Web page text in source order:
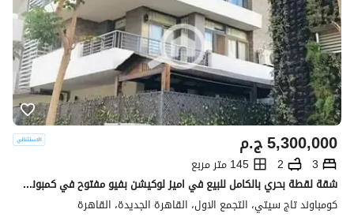
ج.م5,300,000
3
2
145 متر مربع
شقة لقطة بحري بالكامل للبيع في اميز لوكيشن بفيو مفتوح في كمبوند تاج سيتي
كومباوند تاج سيتي، التجمع الاول، القاهرة الجديدة، القاهرة